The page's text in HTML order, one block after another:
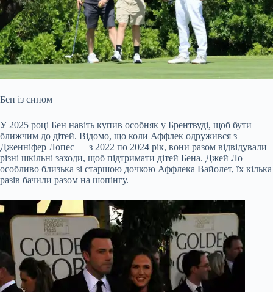
Бен із сином
У 2025 році Бен навіть купив особняк у Брентвуді, щоб бути
ближчим до дітей. Відомо, що коли Аффлек одружився з
Дженніфер Лопес — з 2022 по 2024 рік, вони разом відвідували
різні шкільні заходи, щоб підтримати дітей Бена. Джей Ло
особливо близька зі старшою дочкою Аффлека Вайолет, їх кілька
разів бачили разом на шопінгу.